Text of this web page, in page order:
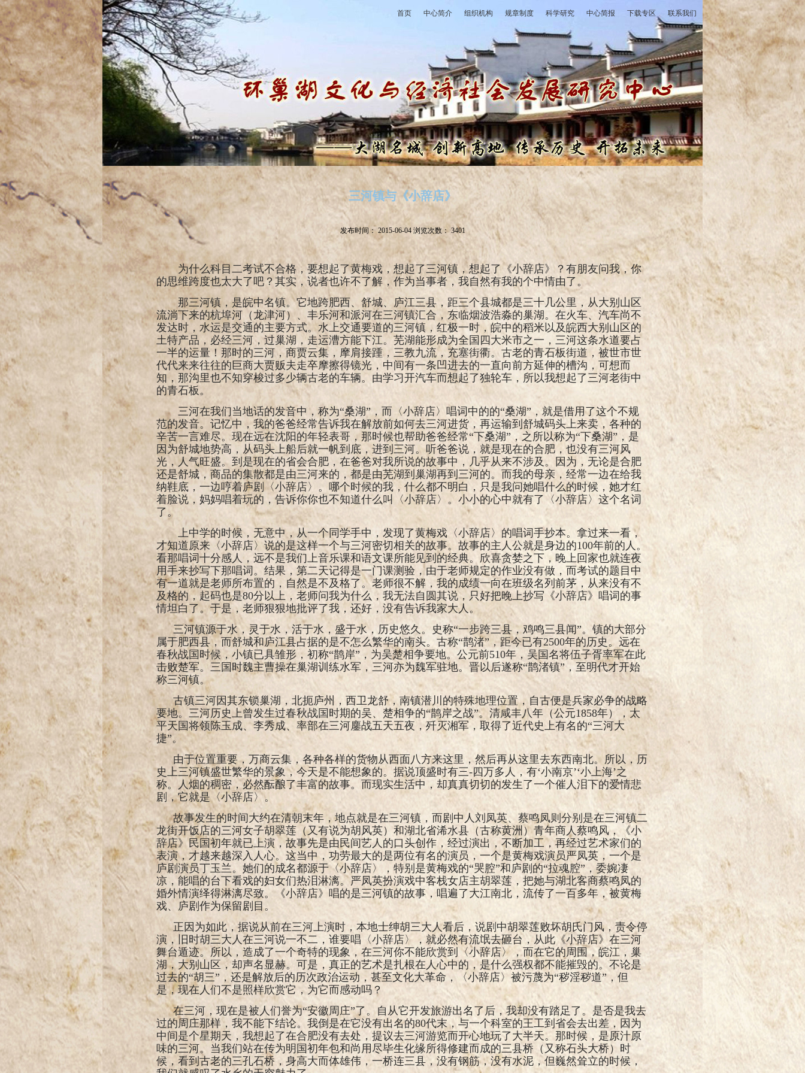
首页 中心简介 组织机构 规章制度 科学研究 中心简报 下载专区 联系我们
三河镇与《小辞店》
发布时间：2015-06-04 浏览次数：3401
为什么科目二考试不合格，要想起了黄梅戏，想起了三河镇，想起了《小辞店》？有朋友问我，你
的思维跨度也太大了吧？其实，说者也许不了解，作为当事者，我自然有我的个中情由了。
那三河镇，是皖中名镇。它地跨肥西、舒城、庐江三县，距三个县城都是三十几公里，从大别山区
流淌下来的杭埠河（龙津河）、丰乐河和派河在三河镇汇合，东临烟波浩淼的巢湖。在火车、汽车尚不
发达时，水运是交通的主要方式。水上交通要道的三河镇，红极一时，皖中的稻米以及皖西大别山区的
土特产品，必经三河，过巢湖，走运漕方能下江。芜湖能形成为全国四大米市之一，三河这条水道要占
一半的运量！那时的三河，商贾云集，摩肩接踵，三教九流，充塞街衢。古老的青石板街道，被世市世
代代来来往往的巨商大贾贩夫走卒摩擦得镜光，中间有一条凹进去的一直向前方延伸的槽沟，可想而
知，那沟里也不知穿梭过多少辆古老的车辆。由学习开汽车而想起了独轮车，所以我想起了三河老街中
的青石板。
三河在我们当地话的发音中，称为“桑湖”，而〈小辞店〉唱词中的的“桑湖”，就是借用了这个不规
范的发音。记忆中，我的爸爸经常告诉我在解放前如何去三河进货，再运输到舒城码头上来卖，各种的
辛苦一言难尽。现在远在沈阳的年轻表哥，那时候也帮助爸爸经常“下桑湖”，之所以称为“下桑湖”，是
因为舒城地势高，从码头上船后就一帆到底，进到三河。听爸爸说，就是现在的合肥，也没有三河风
光，人气旺盛。到是现在的省会合肥，在爸爸对我所说的故事中，几乎从来不涉及。因为，无论是合肥
还是舒城，商品的集散都是由三河来的，都是由芜湖到巢湖再到三河的。而我的母亲，经常一边在给我
纳鞋底，一边哼着庐剧〈小辞店〉。哪个时候的我，什么都不明白，只是我问她唱什么的时候，她才红
着脸说，妈妈唱着玩的，告诉你你也不知道什么叫〈小辞店〉。小小的心中就有了〈小辞店〉这个名词
了。
上中学的时候，无意中，从一个同学手中，发现了黄梅戏〈小辞店〉的唱词手抄本。拿过来一看，
才知道原来〈小辞店〉说的是这样一个与三河密切相关的故事。故事的主人公就是身边的100年前的人。
看那唱词十分感人，远不是我们上音乐课和语文课所能见到的经典。欣喜贪婪之下，晚上回家也就连夜
用手来抄写下那唱词。结果，第二天记得是一门课测验，由于老师规定的作业没有做，而考试的题目中
有一道就是老师所布置的，自然是不及格了。老师很不解，我的成绩一向在班级名列前茅，从来没有不
及格的，起码也是80分以上，老师问我为什么，我无法自圆其说，只好把晚上抄写《小辞店》唱词的事
情坦白了。于是，老师狠狠地批评了我，还好，没有告诉我家大人。
三河镇源于水，灵于水，活于水，盛于水，历史悠久。史称“一步跨三县，鸡鸣三县闻”。镇的大部分
属于肥西县，而舒城和庐江县占据的是不怎么繁华的南头。古称“鹊渚”，距今已有2500年的历史。远在
春秋战国时候，小镇已具雏形，初称“鹊岸”，为吴楚相争要地。公元前510年，吴国名将伍子胥率军在此
击败楚军。三国时魏主曹操在巢湖训练水军，三河亦为魏军驻地。晋以后遂称“鹊渚镇”，至明代才开始
称三河镇。
古镇三河因其东锁巢湖，北扼庐州，西卫龙舒，南镇潜川的特殊地理位置，自古便是兵家必争的战略
要地。三河历史上曾发生过春秋战国时期的吴、楚相争的“鹊岸之战”。清咸丰八年（公元1858年），太
平天国将领陈玉成、李秀成、率部在三河鏖战五天五夜，歼灭湘军，取得了近代史上有名的“三河大
捷”。
由于位置重要，万商云集，各种各样的货物从西面八方来这里，然后再从这里去东西南北。所以，历
史上三河镇盛世繁华的景象，今天是不能想象的。据说顶盛时有三-四万多人，有‘小南京’‘小上海’之
称。人烟的稠密，必然酝酿了丰富的故事。而现实生活中，却真真切切的发生了一个催人泪下的爱情悲
剧，它就是〈小辞店〉。
故事发生的时间大约在清朝末年，地点就是在三河镇，而剧中人刘凤英、蔡鸣凤则分别是在三河镇二
龙街开饭店的三河女子胡翠莲（又有说为胡风英）和湖北省浠水县（古称黄洲）青年商人蔡鸣风，《小
辞店》民国初年就已上演，故事先是由民间艺人的口头创作，经过演出，不断加工，再经过艺术家们的
表演，才越来越深入人心。这当中，功劳最大的是两位有名的演员，一个是黄梅戏演员严凤英，一个是
庐剧演员丁玉兰。她们的成名都源于〈小辞店〉，特别是黄梅戏的“哭腔”和庐剧的“拉魂腔”，委婉凄
凉，能唱的台下看戏的妇女们热泪淋漓。严凤英扮演戏中客栈女店主胡翠莲，把她与湖北客商蔡鸣凤的
婚外情演绎得淋漓尽致。《小辞店》唱的是三河镇的故事，唱遍了大江南北，流传了一百多年，被黄梅
戏、庐剧作为保留剧目。
正因为如此，据说从前在三河上演时，本地士绅胡三大人看后，说剧中胡翠莲败坏胡氏门风，责令停
演，旧时胡三大人在三河说一不二，谁要唱〈小辞店〉，就必然有流氓去砸台，从此《小辞店》在三河
舞台遁迹。所以，造成了一个奇特的现象，在三河你不能欣赏到〈小辞店〉，而在它的周围，皖江，巢
湖，大别山区，却声名显赫。可是，真正的艺术是扎根在人心中的，是什么强权都不能摧毁的。不论是
过去的“胡三”，还是解放后的历次政治运动，甚至文化大革命，〈小辞店〉被污蔑为“秽淫秽道”，但
是，现在人们不是照样欣赏它，为它而感动吗？
在三河，现在是被人们誉为“安徽周庄”了。自从它开发旅游出名了后，我却没有踏足了。是否是我去
过的周庄那样，我不能下结论。我倒是在它没有出名的80代末，与一个科室的王工到省会去出差，因为
中间是个星期天，我想起了在合肥没有去处，提议去三河游览而开心地玩了大半天。那时候，是原汁原
味的三河。当我们站在传为明国初年包和尚用尽毕生化缘所得修建而成的三县桥（又称石头大桥）时
候，看到古老的三孔石桥，身高大而体雄伟，一桥连三县，没有钢筋，没有水泥，但巍然耸立的时候，